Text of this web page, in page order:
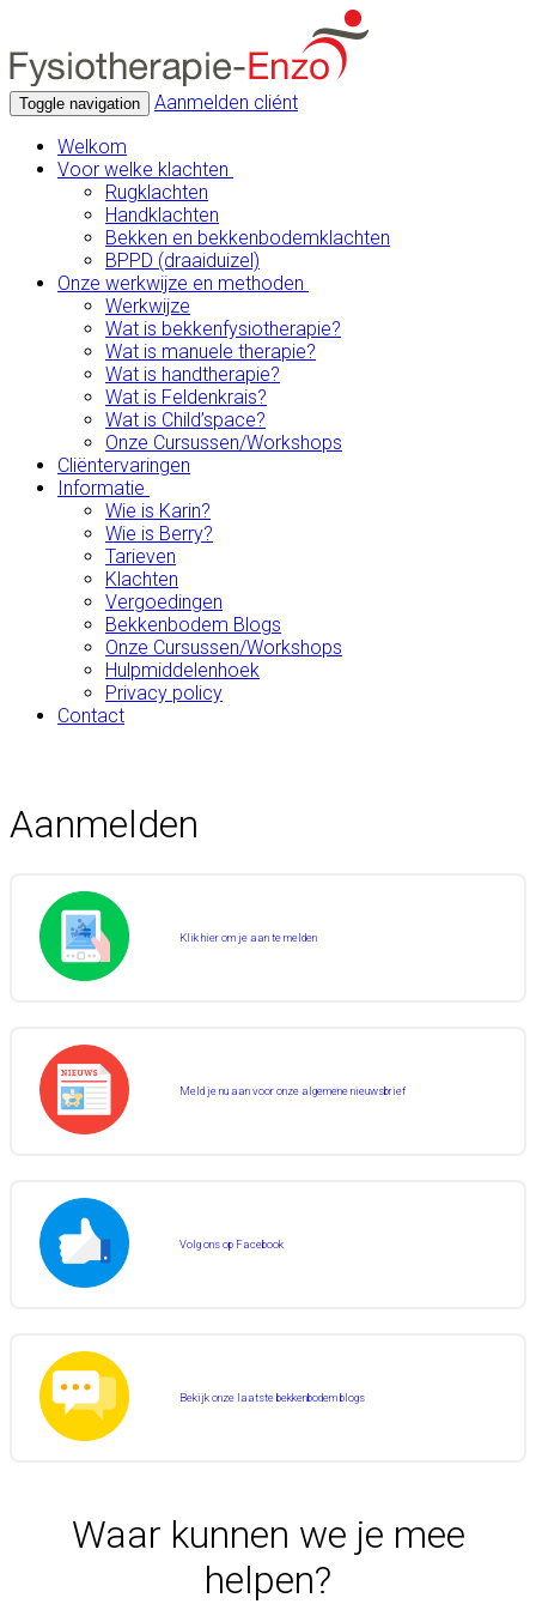
Toggle navigation
Aanmelden cliént
Welkom
Voor welke klachten
Rugklachten
Handklachten
Bekken en bekkenbodemklachten
BPPD (draaiduizel)
Onze werkwijze en methoden
Werkwijze
Wat is bekkenfysiotherapie?
Wat is manuele therapie?
Wat is handtherapie?
Wat is Feldenkrais?
Wat is Child’space?
Onze Cursussen/Workshops
Cliëntervaringen
Informatie
Wie is Karin?
Wie is Berry?
Tarieven
Klachten
Vergoedingen
Bekkenbodem Blogs
Onze Cursussen/Workshops
Hulpmiddelenhoek
Privacy policy
Contact
Aanmelden
Klik hier om je aan te melden
Meld je nu aan voor onze algemene nieuwsbrief
Volg ons op Facebook
Bekijk onze laatste bekkenbodem blogs
Waar kunnen we je mee
helpen?